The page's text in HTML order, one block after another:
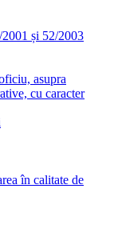
și 52/2003
asupra
cu caracter
în calitate de